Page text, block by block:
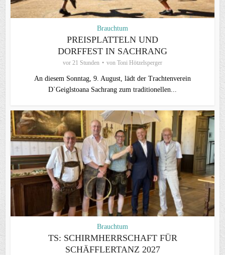
Brauchtum
PREISPLATTELN UND
DORFFEST IN SACHRANG
vor 21 Stunden von Toni Hötzelsperger
An diesem Sonntag, 9. August, lädt der Trachtenverein
D`Geiglstoana Sachrang zum traditionellen...
Brauchtum
TS: SCHIRMHERRSCHAFT FÜR
SCHÄFFLERTANZ 2027